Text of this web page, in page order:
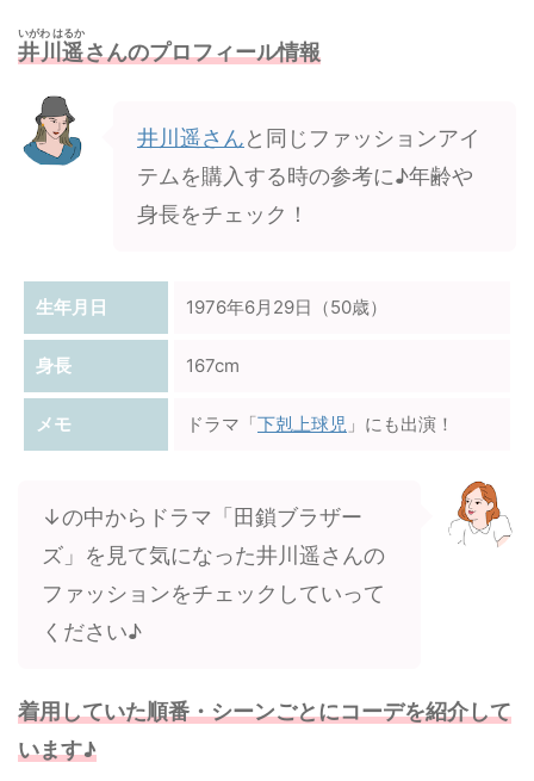
井川遥
いがわ はるか
さんのプロフィール情報
井川遥さんと同じファッションアイ
テムを購入する時の参考に♪年齢や
身長をチェック！
生年月日 1976年6月29日（50歳）
身長 167cm
メモ ドラマ「下剋上球児 」にも出演！
↓の中からドラマ「田鎖ブラザー
ズ」を見て気になった井川遥さんの
ファッションをチェックしていって
ください♪
着用していた順番・シーンごとにコーデを紹介して
います♪